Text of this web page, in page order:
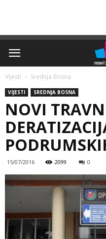
Vijesti Srednja Bosna
VIJESTI SREDNJA BOSNA
NOVI
15/07/2016 2099 0